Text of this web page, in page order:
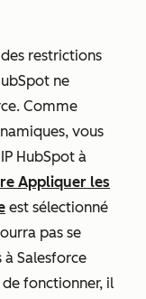
restrictions
ne
Comme
vous
HubSpot à
Appliquer les
est sélectionné
pas se
à Salesforce
fonctionner, il